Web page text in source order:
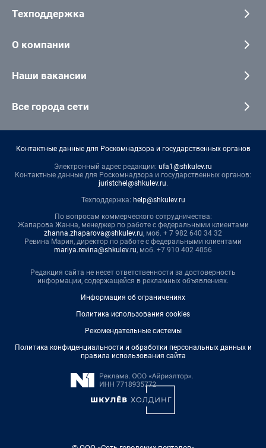
Техподдержка
О компании
Наши вакансии
Все города сети
Контактные данные для Роскомнадзора и государственных органов
Электронный адрес редакции: ufa1@shkulev.ru
Контактные данные для Роскомнадзора и государственных органов:
juristchel@shkulev.ru.
Техподдержка: help@shkulev.ru
По вопросам коммерческого сотрудничества:
Жапарова Жанна, менеджер по работе с федеральными клиентами
zhanna.zhaparova@shkulev.ru, моб. + 7 982 640 34 32
Ревина Мария, директор по работе с федеральными клиентами
mariya.revina@shkulev.ru, моб. +7 910 402 4056
Редакция сайта не несет ответственности за достоверность
информации, содержащейся в рекламных объявлениях.
Информация об ограничениях
Политика использования cookies
Рекомендательные системы
Политика конфиденциальности и обработки персональных данных и
правила использования сайта